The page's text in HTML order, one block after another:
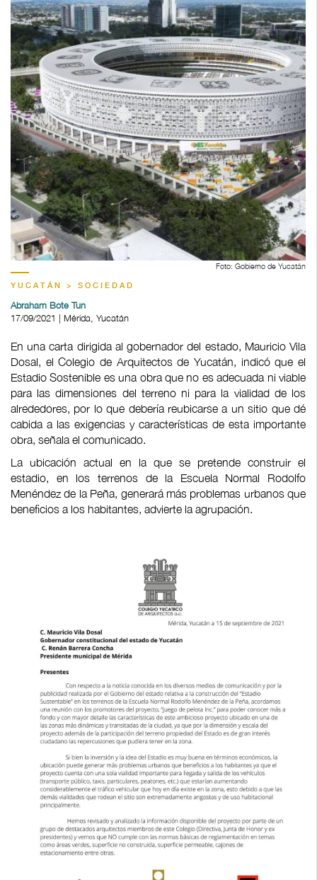
Foto: Gobierno de Yucatán
YUCATÁN > SOCIEDAD
Abraham Bote Tun
17/09/2021 | Mérida, Yucatán
En una carta dirigida al gobernador del estado, Mauricio Vila
Dosal, el Colegio de Arquitectos de Yucatán, indicó que el
Estadio Sostenible es una obra que no es adecuada ni viable
para las dimensiones del terreno ni para la vialidad de los
alrededores, por lo que debería reubicarse a un sitio que dé
cabida a las exigencias y características de esta importante
obra, señala el comunicado.
La ubicación actual en la que se pretende construir el
estadio, en los terrenos de la Escuela Normal Rodolfo
Menéndez de la Peña, generará más problemas urbanos que
beneficios a los habitantes, advierte la agrupación.